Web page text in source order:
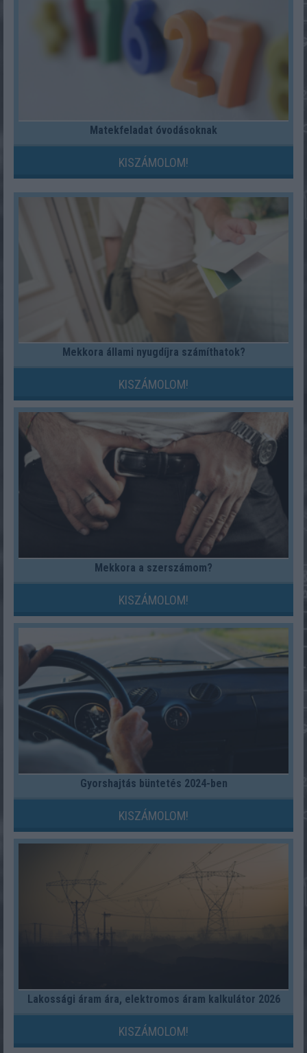
Matekfeladat óvodásoknak
KISZÁMOLOM!
Mekkora állami nyugdíjra számíthatok?
KISZÁMOLOM!
Mekkora a szerszámom?
KISZÁMOLOM!
Gyorshajtás büntetés 2024-ben
KISZÁMOLOM!
Lakossági áram ára, elektromos áram kalkulátor 2026
KISZÁMOLOM!